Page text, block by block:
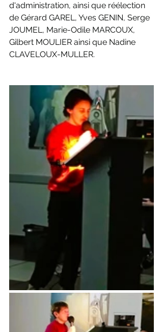
d'administration, ainsi que réélection
de Gérard GAREL, Yves GENIN, Serge
JOUMEL, Marie-Odile MARCOUX,
Gilbert MOULIER ainsi que Nadine
CLAVELOUX-MULLER.